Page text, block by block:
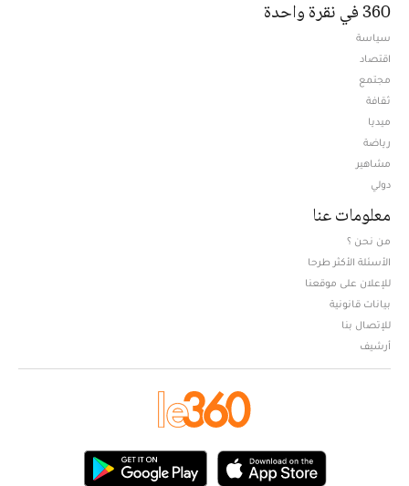
360 في نقرة واحدة
سياسة
اقتصاد
مجتمع
ثقافة
ميديا
رياضة
مشاهير
دولي
معلومات عنا
من نحن ؟
الأسئلة الأكثر طرحا
للإعلان على موقعنا
بيانات قانونية
للإتصال بنا
أرشيف